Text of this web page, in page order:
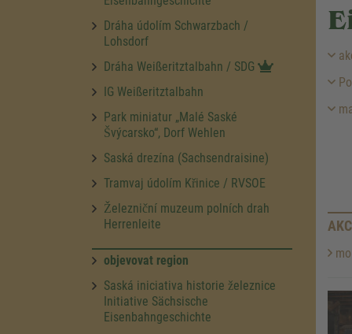
Dráha údolím Schwarzbach /
Lohsdorf
Dráha Weißeritztalbahn / SDG
IG Weißeritztalbahn
Park miniatur „Malé Saské
Švýcarsko“, Dorf Wehlen
Saská drezína (Sachsendraisine)
Tramvaj údolím Křinice / RVSOE
Železniční muzeum polních drah
Herrenleite
objevovat region
Saská iniciativa historie železnice
Initiative Sächsische
Eisenbahngeschichte